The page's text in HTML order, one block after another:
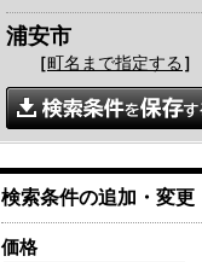
浦安市
［町名まで指定する ］
検索条件の追加・変更
価格